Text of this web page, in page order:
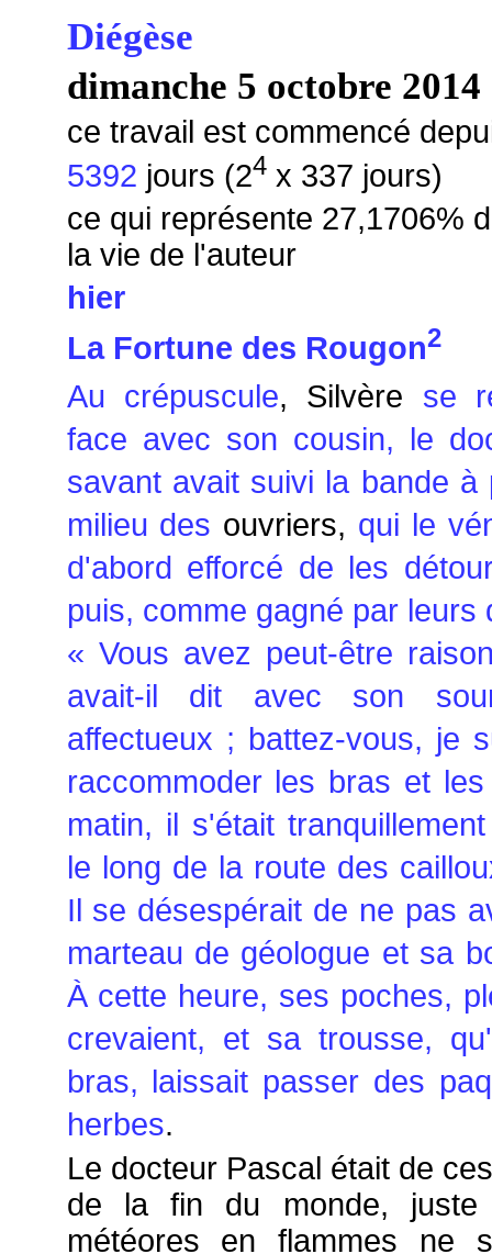
Diégèse
dimanche 5 octobre 2014
ce travail est commencé
5392 jours (24x 337 jours)
ce qui représente 27,1706%
la vie de l'auteur
hier
La Fortune des Rougon2
Au crépuscule, Silvère se
face avec son cousin, le
savant avait suivi la bande à
milieu des ouvriers, qui le
d'abord efforcé de les
puis, comme gagné par leurs
« Vous avez peut-être
avait-il dit avec son
affectueux ; battez-vous, je
raccommoder les bras et
matin, il s'était
le long de la route des
Il se désespérait de ne pas
marteau de géologue et sa
À cette heure, ses poches,
crevaient, et sa trousse,
bras, laissait passer des
herbes.
Le docteur Pascal était de
de la fin du monde, juste
météores en flammes ne